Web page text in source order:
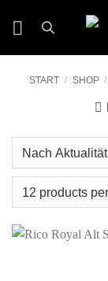
START / SHOP /